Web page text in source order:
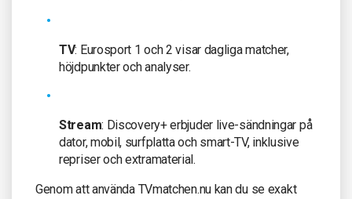
TV: Eurosport 1 och 2 visar dagliga matcher,
höjdpunkter och analyser.
Stream: Discovery+ erbjuder live-sändningar på
dator, mobil, surfplatta och smart-TV, inklusive
repriser och extramaterial.
Genom att använda TVmatchen.nu kan du se exakt